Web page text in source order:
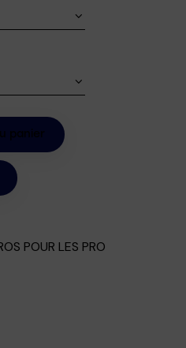
panier
POUR LES PRO